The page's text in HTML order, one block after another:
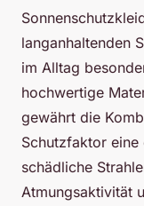
langanhaltenden
im Alltag
hochwertige
gewährt die
Schutzfaktor
schädliche
Atmungsaktivität